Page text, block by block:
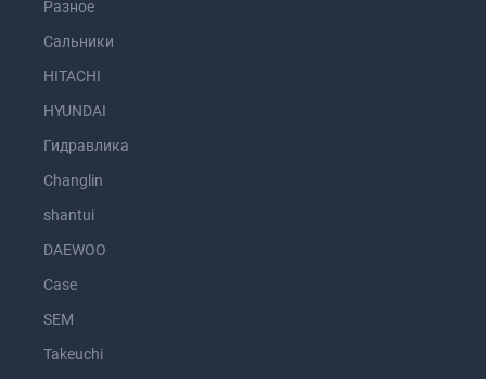
Разное
Сальники
HITACHI
HYUNDAI
Гидравлика
Changlin
shantui
DAEWOO
Case
SEM
Takeuchi